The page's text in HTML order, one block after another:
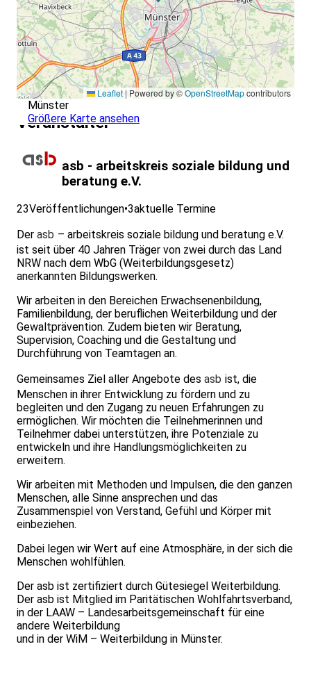
Leaflet | Powered by ©OpenStreetMapcontributors
Münster
Größere Karte ansehen
Veranstalter
asb - arbeitskreis soziale bildung und
beratung e.V.
23Veröffentlichungen•3aktuelle Termine
Der asb – arbeitskreis soziale bildung und beratung e.V.
ist seit über 40 Jahren Träger von zwei durch das Land
NRW nach dem WbG (Weiterbildungsgesetz)
anerkannten Bildungswerken.
Wir arbeiten in den Bereichen Erwachsenenbildung,
Familienbildung, der beruflichen Weiterbildung und der
Gewaltprävention. Zudem bieten wir Beratung,
Supervision, Coaching und die Gestaltung und
Durchführung von Teamtagen an.
Gemeinsames Ziel aller Angebote des asb ist, die
Menschen in ihrer Entwicklung zu fördern und zu
begleiten und den Zugang zu neuen Erfahrungen zu
ermöglichen. Wir möchten die Teilnehmerinnen und
Teilnehmer dabei unterstützen, ihre Potenziale zu
entwickeln und ihre Handlungsmöglichkeiten zu
erweitern.
Wir arbeiten mit Methoden und Impulsen, die den ganzen
Menschen, alle Sinne ansprechen und das
Zusammenspiel von Verstand, Gefühl und Körper mit
einbeziehen.
Dabei legen wir Wert auf eine Atmosphäre, in der sich die
Menschen wohlfühlen.
Der asb ist zertifiziert durch Gütesiegel Weiterbildung.
Der asb ist Mitglied im Paritätischen Wohlfahrtsverband,
in der LAAW – Landesarbeitsgemeinschaft für eine
andere Weiterbildung
und in der WiM – Weiterbildung in Münster.